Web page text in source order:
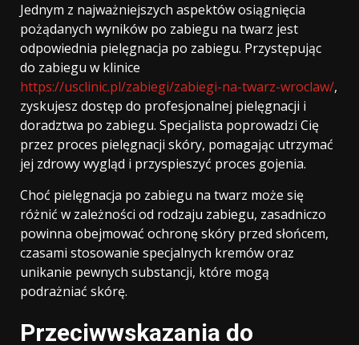
Jednym z najważniejszych aspektów osiągnięcia
pożądanych wyników po zabiegu na twarz jest
odpowiednia pielęgnacja po zabiegu. Przystępując
do zabiegu w klinice
https://usclinic.pl/zabiegi/zabiegi-na-twarz-wroclaw/,
zyskujesz dostęp do profesjonalnej pielęgnacji i
doradztwa po zabiegu. Specjalista poprowadzi Cię
przez proces pielęgnacji skóry, pomagając utrzymać
jej zdrowy wygląd i przyspieszyć proces gojenia.
Choć pielęgnacja po zabiegu na twarz może się
różnić w zależności od rodzaju zabiegu, zasadniczo
powinna obejmować ochronę skóry przed słońcem,
czasami stosowanie specjalnych kremów oraz
unikanie pewnych substancji, które mogą
podrażniać skórę.
Przeciwwskazania do